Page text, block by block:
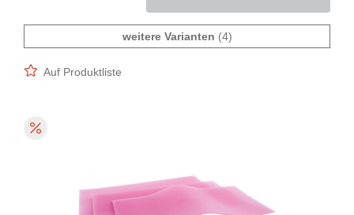
weitere Varianten (4)
Auf Produktliste